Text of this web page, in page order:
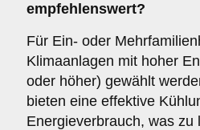
empfehlenswert?
Für Ein- oder
Klimaanlagen mit hoher
oder höher) gewählt
bieten eine effektive
Energieverbrauch, was zu